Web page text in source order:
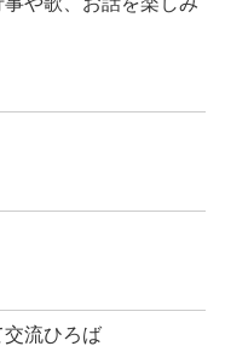
流ひろば